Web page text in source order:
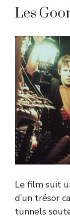
Les
Le film suit
d’un trésor
tunnels